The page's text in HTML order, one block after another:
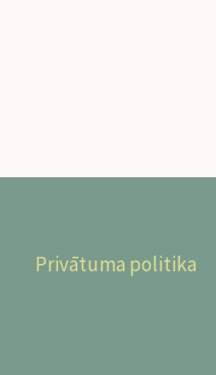
Privātuma politika